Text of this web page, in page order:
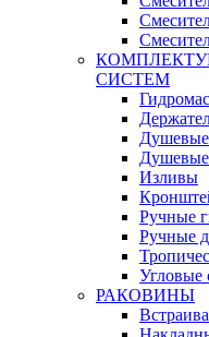
СИСТЕМ
Изливы
Ручные
Ручные
Угловые
РАКОВИНЫ